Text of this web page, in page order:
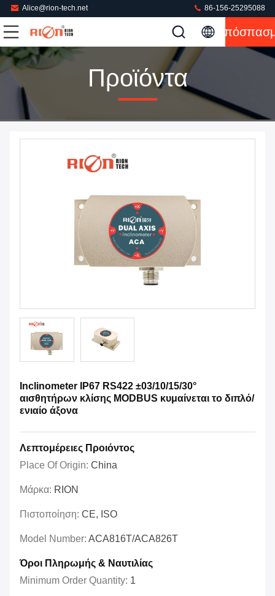
Alice@rion-tech.net 86-156-25295088
Προϊόντα
Inclinometer IP67 RS422 ±03/10/15/30°
αισθητήρων κλίσης MODBUS κυμαίνεται το διπλό/
ενιαίο άξονα
Λεπτομέρειες Προιόντος
Place Of Origin: China
Μάρκα: RION
Πιστοποίηση: CE, ISO
Model Number: ACA816T/ACA826T
Όροι Πληρωμής & Ναυτιλίας
Minimum Order Quantity: 1